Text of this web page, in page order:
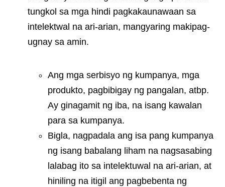
tungkol sa mga hindi pagkakaunawaan sa
intelektwal na ari-arian, mangyaring makipag-
ugnay sa amin.
Ang mga serbisyo ng kumpanya, mga
produkto, pagbibigay ng pangalan, atbp.
Ay ginagamit ng iba, na isang kawalan
para sa kumpanya.
Bigla, nagpadala ang isa pang kumpanya
ng isang babalang liham na nagsasabing
lalabag ito sa intelektuwal na ari-arian, at
hiniling na itigil ang pagbebenta ng